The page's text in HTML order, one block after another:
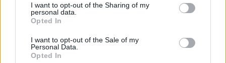
I want to opt-out of the Sharing of my
personal data.
Opted In
I want to opt-out of the Sale of my
Personal Data.
Opted In
Η ποπ σταρ μοιράστηκε την άσχημη
εβδομάδες.